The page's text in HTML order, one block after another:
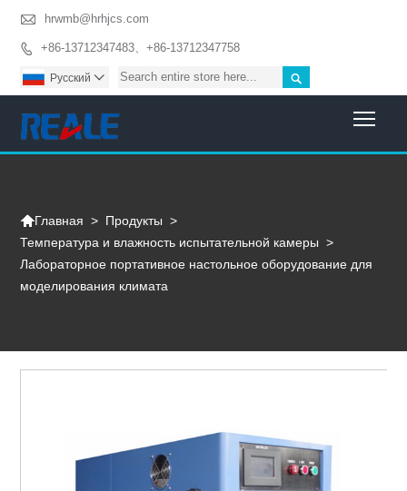
 hrwmb@hrhjcs.com
 +86-13712347483、+86-13712347758

Pусский 
Главная > Продукты >
Температура и влажность испытательной камеры >
Лабораторное портативное настольное оборудование для
моделирования климата